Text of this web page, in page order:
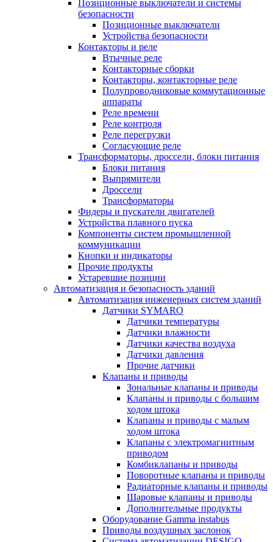
Позиционные выключатели и системы
безопасности
Позиционные выключатели
Устройства безопасности
Контакторы и реле
Втычные реле
Контакторные сборки
Контакторы, контакторные реле
Полупроводниковые коммутационные
аппараты
Реле времени
Реле контроля
Реле перегрузки
Согласующие реле
Трансформаторы, дроссели, блоки питания
Блоки питания
Выпрямители
Дроссели
Трансформаторы
Фидеры и пускатели двигателей
Устройства плавного пуска
Компоненты систем промышленной
коммуникации
Кнопки и индикаторы
Прочие продукты
Устаревшие позиции
Автоматизация и безопасность зданий
Автоматизация инженерных систем зданий
Датчики SYMARO
Датчики температуры
Датчики влажности
Датчики качества воздуха
Датчики давления
Прочие датчики
Клапаны и приводы
Зональные клапаны и приводы
Клапаны и приводы с большим
ходом штока
Клапаны и приводы с малым
ходом штока
Клапаны с электромагнитным
приводом
Комбиклапаны и приводы
Поворотные клапаны и приводы
Радиаторные клапаны и приводы
Шаровые клапаны и приводы
Дополнительные продукты
Оборудование Gamma instabus
Приводы воздушных заслонок